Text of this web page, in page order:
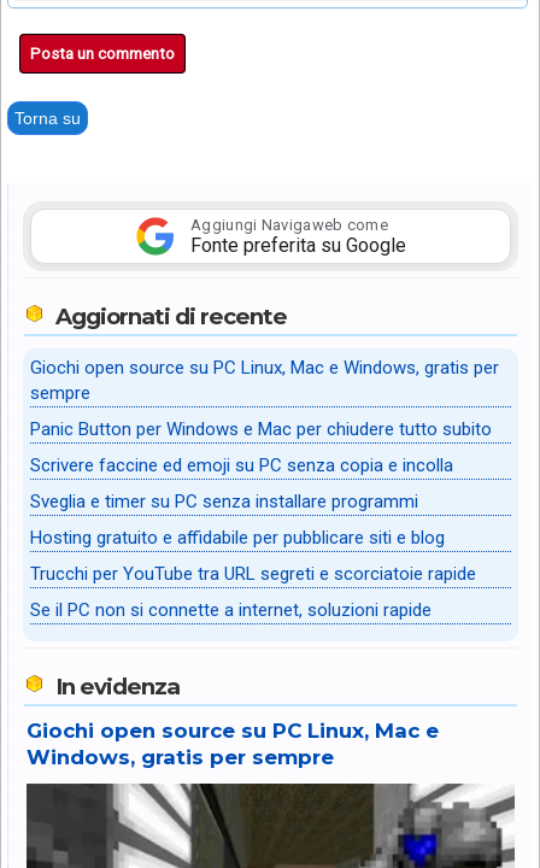
Posta un commento
Torna su
Aggiungi Navigaweb come
Fonte preferita su Google
Aggiornati di recente
Giochi open source su PC Linux, Mac e Windows, gratis per
sempre
Panic Button per Windows e Mac per chiudere tutto subito
Scrivere faccine ed emoji su PC senza copia e incolla
Sveglia e timer su PC senza installare programmi
Hosting gratuito e affidabile per pubblicare siti e blog
Trucchi per YouTube tra URL segreti e scorciatoie rapide
Se il PC non si connette a internet, soluzioni rapide
In evidenza
Giochi open source su PC Linux, Mac e
Windows, gratis per sempre